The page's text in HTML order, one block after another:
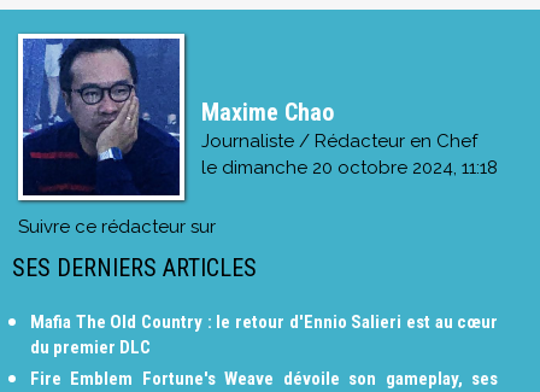
Maxime Chao
Journaliste / Rédacteur en Chef
le dimanche 20 octobre 2024, 11:18
Suivre ce rédacteur sur
SES DERNIERS ARTICLES
Mafia The Old Country : le retour d'Ennio Salieri est au cœur
du premier DLC
Fire Emblem Fortune's Weave dévoile son gameplay, ses